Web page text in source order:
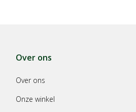
Over ons
Over ons
Onze winkel